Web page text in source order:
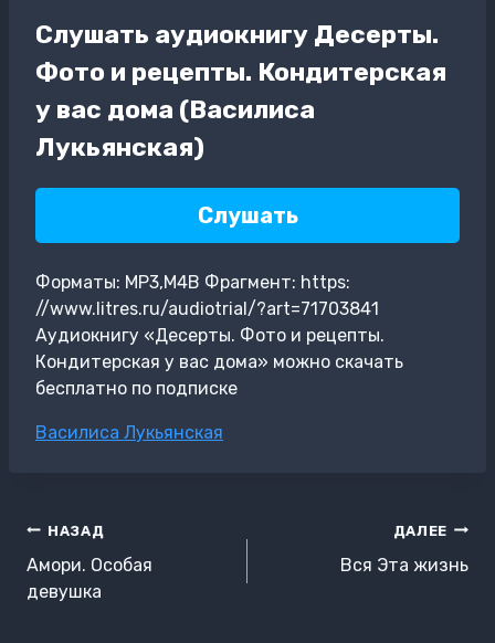
Слушать аудиокнигу Десерты.
Фото и рецепты. Кондитерская
у вас дома (Василиса
Лукьянская)
Слушать
Форматы: MP3,M4B Фрагмент: https:
//www.litres.ru/audiotrial/?art=71703841
Аудиокнигу «Десерты. Фото и рецепты.
Кондитерская у вас дома» можно скачать
бесплатно по подписке
Метки
Василиса Лукьянская
Навигация
по
записям
НАЗАД
Амори. Особая
девушка
ДАЛЕЕ
Вся Эта жизнь